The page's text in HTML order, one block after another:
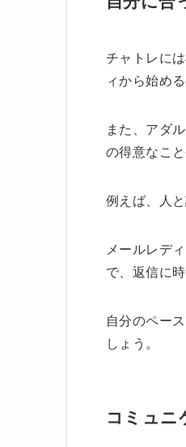
チャトレに
ィから始め
また、アダ
の得意なこ
例えば、人
メールレデ
で、返信に
自分のペー
しょう。
コミュニ